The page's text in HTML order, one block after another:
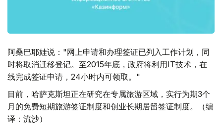
阿桑巴耶娃说："网上申请和办理签证已列入工作计划，同
时将取消迁移登记。至2015年底，政府将利用IT技术，在
线完成签证申请，24小时内可领取。"
目前，哈萨克斯坦正在研究在专属旅游区域，实行为期3个
月的免费短期旅游签证制度和创业长期居留签证制度。（编
译：流沙）